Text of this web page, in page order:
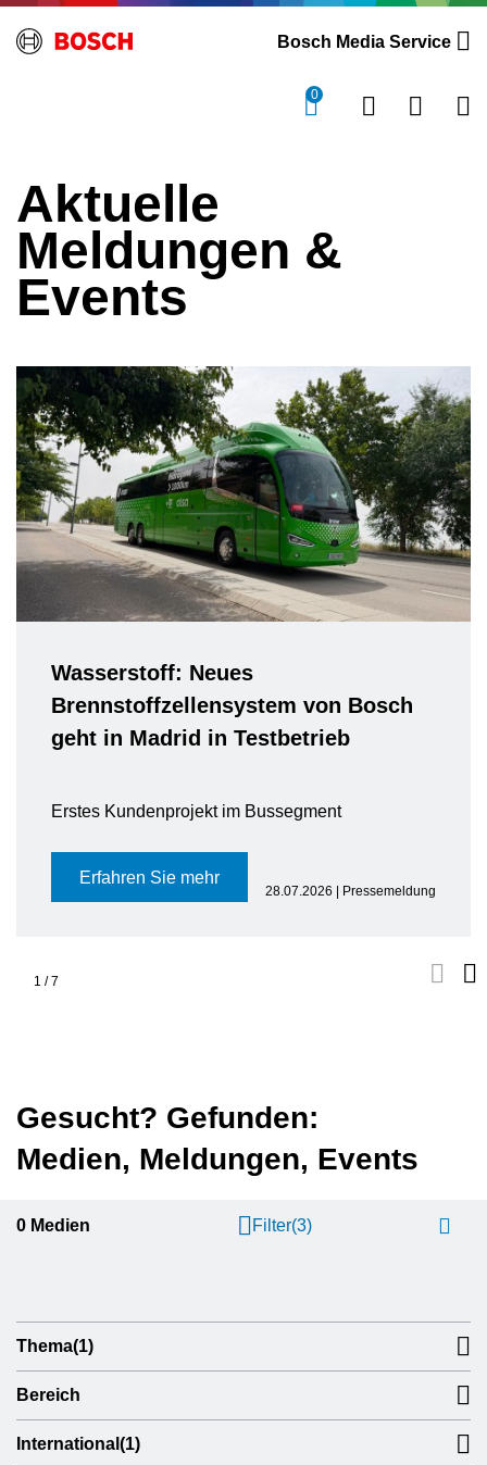
Bosch Media Service
0
Aktuelle
Meldungen &
Events
Wasserstoff: Neues
Brennstoffzellensystem von Bosch
geht in Madrid in Testbetrieb
Erstes Kundenprojekt im Bussegment
Erfahren Sie mehr
28.07.2026 | Pressemeldung
1 /7
Gesucht? Gefunden:
Medien, Meldungen, Events
0 Medien Filter(3)
Thema(1)
Bereich
International (1)